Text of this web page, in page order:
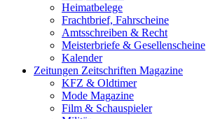
Heimatbelege
Frachtbrief, Fahrscheine
Amtsschreiben & Recht
Meisterbriefe & Gesellenscheine
Kalender
Zeitungen Zeitschriften Magazine
KFZ & Oldtimer
Mode Magazine
Film & Schauspieler